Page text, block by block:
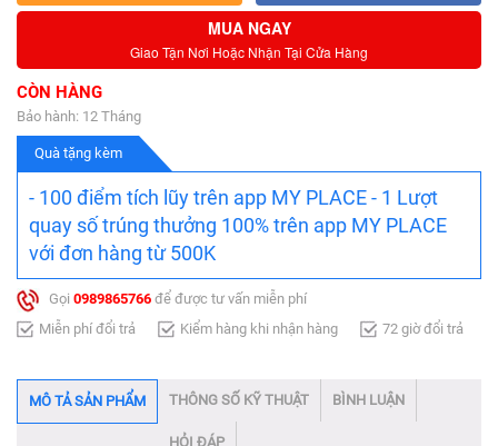
MUA NGAY
Giao Tận Nơi Hoặc Nhận Tại Cửa Hàng
CÒN HÀNG
Bảo hành: 12 Tháng
Quà tặng kèm
- 100 điểm tích lũy trên app MY PLACE - 1 Lượt
quay số trúng thưởng 100% trên app MY PLACE
với đơn hàng từ 500K
Gọi 0989865766 để được tư vấn miễn phí
Miễn phí đổi trả
Kiểm hàng khi nhận hàng 72 giờ đổi trả
MÔ TẢ SẢN PHẨM THÔNG SỐ KỸ THUẬT BÌNH LUẬN
HỎI ĐÁP